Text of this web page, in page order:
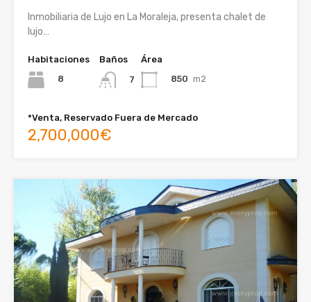
Inmobiliaria de Lujo en La Moraleja, presenta chalet de
lujo…
Habitaciones
8
Baños
7
Área
850 m2
*Venta, Reservado Fuera de Mercado
2,700,000€